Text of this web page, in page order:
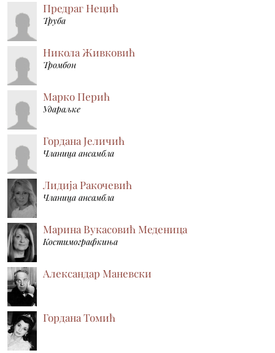
Предраг Нецић
Труба
Никола Живковић
Тромбон
Марко Перић
Удараљке
Гордана Јеличић
Чланица ансамбла
Лидија Ракочевић
Чланица ансамбла
Марина Вукасовић Меденица
Костимографкиња
Александар Маневски
Гордана Томић